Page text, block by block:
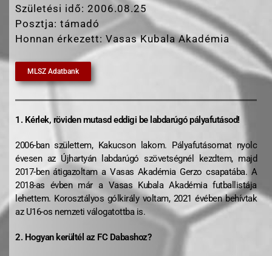
Születési idő: 2006.08.25
Posztja: támadó
Honnan érkezett: Vasas Kubala Akadémia
MLSZ Adatbank
1. Kérlek, röviden mutasd eddigi be labdarúgó pályafutásod!
2006-ban születtem, Kakucson lakom. Pályafutásomat nyolc
évesen az Újhartyán labdarúgó szövetségnél kezdtem, majd
2017-ben átigazoltam a Vasas Akadémia Gerzo csapatába. A
2018-as évben már a Vasas Kubala Akadémia futballistája
lehettem. Korosztályos gólkirály voltam, 2021 évében behívtak
az U16-os nemzeti válogatottba is.
2. Hogyan kerültél az FC Dabashoz?